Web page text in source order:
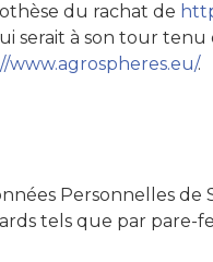
du rachat de
serait à son tour
www.agrospheres.eu/.
Personnelles de
tels que par pare-